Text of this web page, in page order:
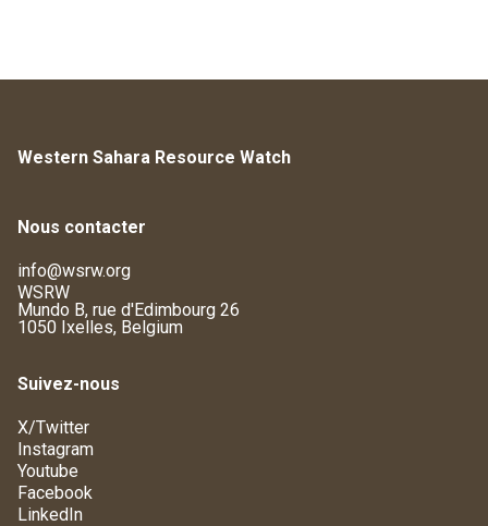
Western Sahara Resource Watch
Nous contacter
info@wsrw.org
WSRW
Mundo B, rue d'Edimbourg 26
1050 Ixelles, Belgium
Suivez-nous
X/Twitter
Instagram
Youtube
Facebook
LinkedIn